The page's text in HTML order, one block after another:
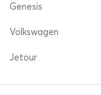
Genesis
Volkswagen
Jetour